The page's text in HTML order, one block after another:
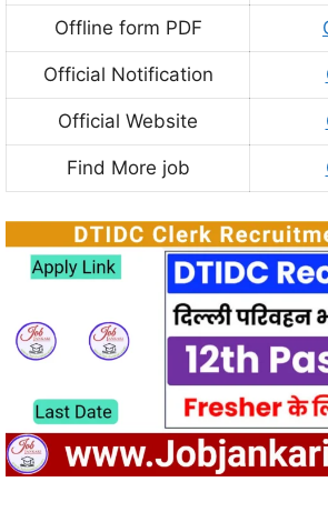
Offline form PDF
Official Notification
Official Website
Find More job